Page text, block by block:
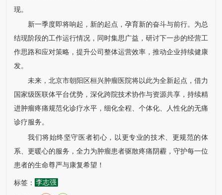
现。
新一季度即将响起，新的起点，孕育新的奋斗与前行。为总
结现阶段的工作运行情况，同时集思广益，研讨下一步的经营工
作思路和应对策略，提升公司整体运营效率，推动企业持续健康
发。
未来，北京市朝阳区桓兴肿瘤医院将以此为全新起点，借力
国家级医联体平台优势，深化跨院技术协作与资源共享，持续精
进肿瘤疼痛规范化诊疗水平，细化全程、个体化、人性化的无痛
诊疗服务。
我们将始终坚守医者初心，以更专业的技术、更规范的体
系、更暖心的服务，全力为肿瘤患者驱散疼痛阴霾，守护每一位
患者的生命尊严与康复希望！
标签： 李志强